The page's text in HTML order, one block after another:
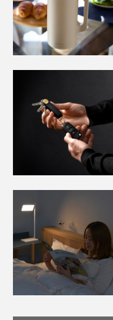
フル充電で、約4時間
音が出ます